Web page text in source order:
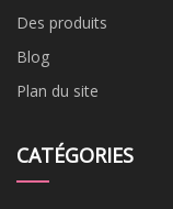
Des produits
Blog
Plan du site
CATÉGORIES